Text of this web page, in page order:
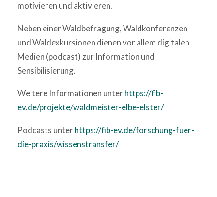
motivieren und aktivieren.
Neben einer Waldbefragung, Waldkonferenzen
und Waldexkursionen dienen vor allem digitalen
Medien (podcast) zur Information und
Sensibilisierung.
Weitere Informationen unterhttps://fib-
ev.de/projekte/waldmeister-elbe-elster/
Podcasts unterhttps://fib-ev.de/forschung-fuer-
die-praxis/wissenstransfer/